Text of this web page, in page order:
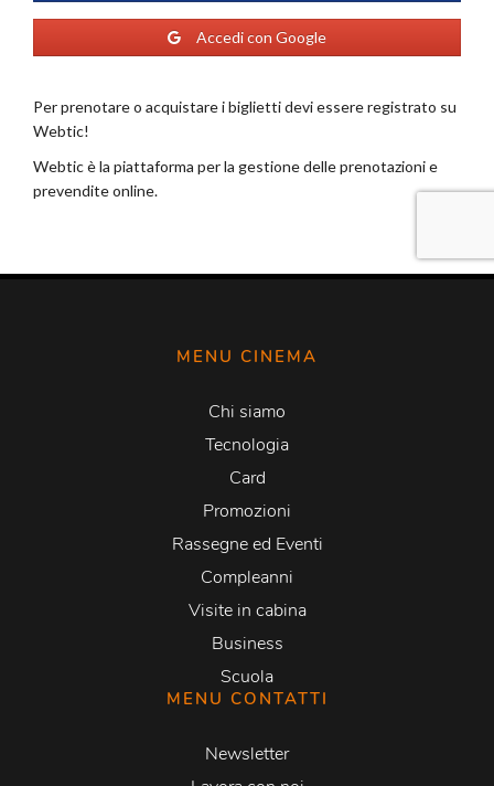
MENU CINEMA
Chi siamo
Tecnologia
Card
Promozioni
Rassegne ed Eventi
Compleanni
Visite in cabina
Business
Scuola
MENU CONTATTI
Newsletter